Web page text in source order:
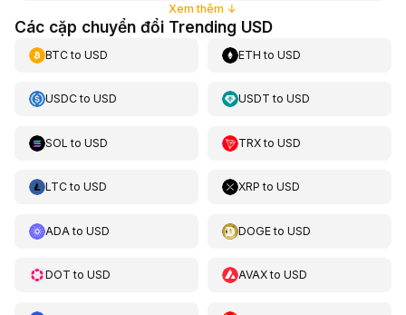
Xem thêm ↓
Các cặp chuyển đổi Trending USD
BTCto USD ETH toUSD
USDCto USD USDT toUSD
SOL to USD TRXtoUSD
LTCto USD XRP toUSD
ADA to USD DOGEtoUSD
DOT to USD AVAXtoUSD